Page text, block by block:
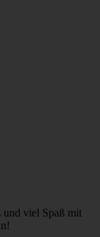
und viel Spaß mit